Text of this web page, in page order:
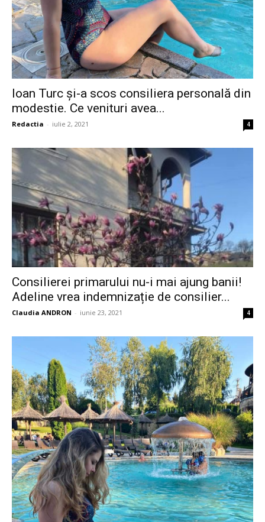
Ioan Turc și-a scos consiliera personală din
modestie. Ce venituri avea...
Redactia - iulie 2, 2021 4
Consilierei primarului nu-i mai ajung banii!
Adeline vrea indemnizație de consilier...
Claudia ANDRON - iunie 23, 2021 4